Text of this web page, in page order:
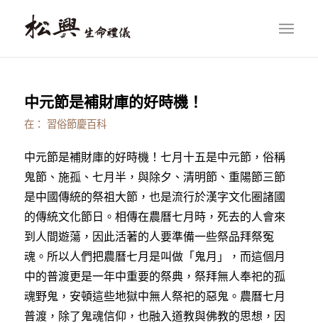
中元節是補財庫的好時機！
在： 習俗節慶百科
中元節是補財庫的好時機！七月十五是中元節，俗稱
鬼節、施孤、七月半，與除夕、清明節、重陽節三節
是中國傳統的祭祖大節，也是流行於漢字文化圈諸國
的傳統文化節日。相傳在農曆七月時，死去的人會來
到人間遊蕩，因此活著的人要準備一些祭品拜祭冤
魂。所以人們把農曆七月是叫做「鬼月」，而這個月
中的普渡更是一年中重要的祭典，祭拜無人奉祀的孤
魂野鬼，安頓這些地獄中無人祭祀的惡鬼。農曆七月
普渡，除了鬼魂信仰，也融入道教與佛教的思想，因